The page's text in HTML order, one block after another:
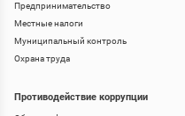
Предпринимательство
Местные налоги
Муниципальный контроль
Охрана труда
Противодействие коррупции